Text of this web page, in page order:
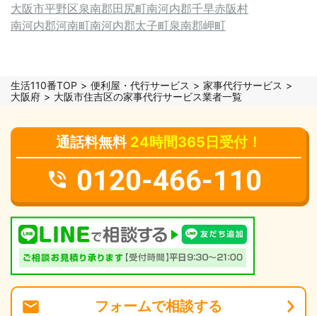
大阪市平野区泉南郡田尻町南河内郡千早赤阪村
南河内郡河南町南河内郡太子町泉南郡岬町
生活110番TOP 便利屋・代行サービス
家事代行サービス
大阪府
大阪市住吉区の家事代行サービス業者一覧
通話料無料 24時間365日受付！
0120-466-110
フォームで相談する